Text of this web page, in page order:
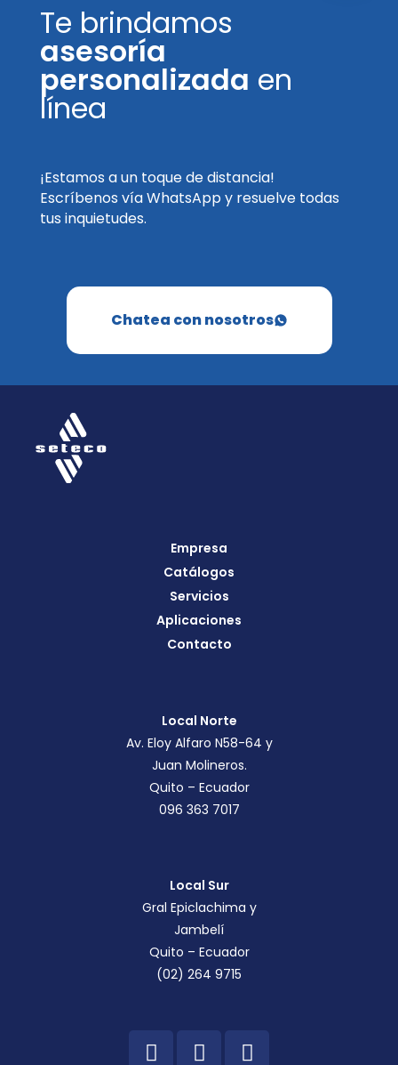
Te brindamos
asesoría
personalizada en
línea
¡Estamos a un toque de distancia!
Escríbenos vía WhatsApp y resuelve todas
tus inquietudes.
Chatea con nosotros
Empresa
Catálogos
Servicios
Aplicaciones
Contacto
Local Norte
Av. Eloy Alfaro N58-64 y
Juan Molineros.
Quito – Ecuador
096 363 7017
Local Sur
Gral Epiclachima y
Jambelí
Quito – Ecuador
(02) 264 9715